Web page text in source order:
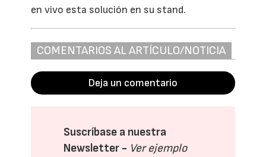
en vivo esta solución en su stand.
COMENTARIOS AL ARTÍCULO/NOTICIA
Deja un comentario
Suscríbase a nuestra
Newsletter - Ver ejemplo